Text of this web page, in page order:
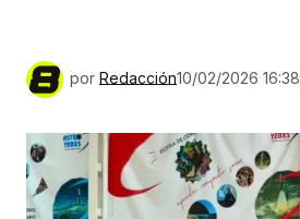
por Redacción10/02/2026 16:38